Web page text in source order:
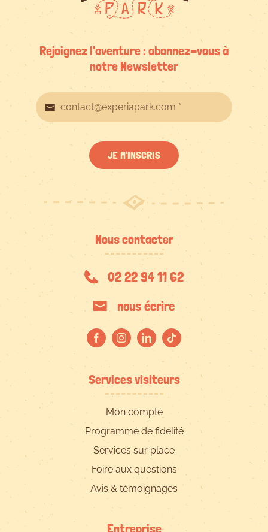
Rejoignez l'aventure : abonnez-vous à
notre Newsletter
JE M'INSCRIS
Nous contacter
02 22 94 11 62
nous écrire
Services visiteurs
Mon compte
Programme de fidélité
Services sur place
Foire aux questions
Avis & témoignages
Entreprise